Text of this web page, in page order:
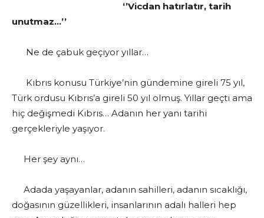
‘’Vicdan hatırlatır, tarih
unutmaz…’’
Ne de çabuk geçiyor yıllar…
Kıbrıs konusu Türkiye’nin gündemine gireli 75 yıl,
Türk ordusu Kıbrıs’a gireli 50 yıl olmuş. Yıllar geçti ama
hiç değişmedi Kıbrıs… Adanın her yanı tarihi
gerçekleriyle yaşıyor.
Her şey aynı…
Adada yaşayanlar, adanın sahilleri, adanın sıcaklığı,
doğasının güzellikleri, insanlarının adalı halleri hep